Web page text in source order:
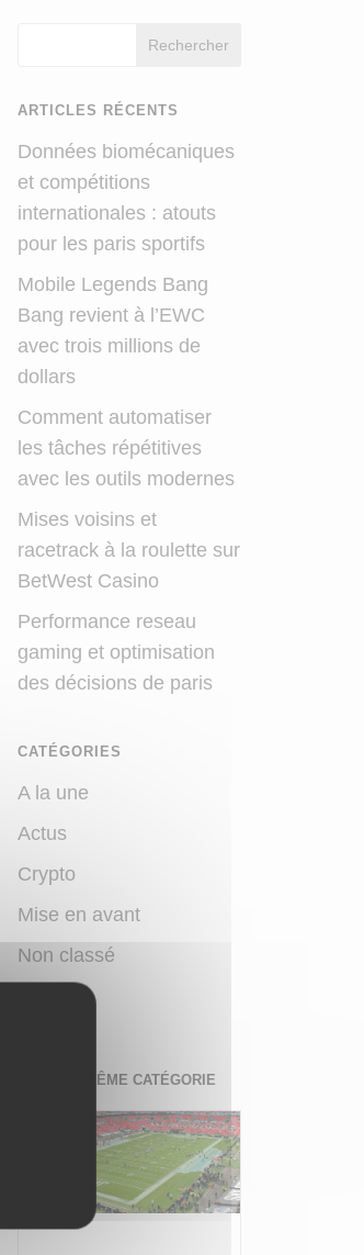
Rechercher
ARTICLES RÉCENTS
Données biomécaniques
et compétitions
internationales : atouts
pour les paris sportifs
Mobile Legends Bang
Bang revient à l’EWC
avec trois millions de
dollars
Comment automatiser
les tâches répétitives
avec les outils modernes
Mises voisins et
racetrack à la roulette sur
BetWest Casino
Performance reseau
gaming et optimisation
des décisions de paris
CATÉGORIES
A la une
Actus
Crypto
Mise en avant
Non classé
DANS LA MÊME CATÉGORIE